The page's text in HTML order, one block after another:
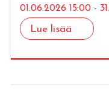
01.06.2026 15:00 -
Lue lisää